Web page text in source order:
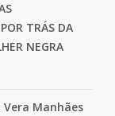
TRÁS DA
NEGRA
Manhães